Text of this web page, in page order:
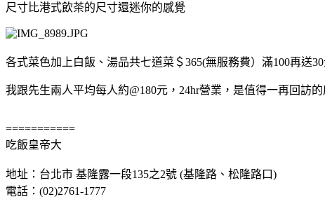
尺寸比港式飲茶的尺寸還迷你的感覺
各式菜色加上白飯、湯品共七道菜＄365(無服務費）滿100再送
我跟先生兩人平均每人約@180元，24hr營業，是值得一再回訪的
===========
吃飯皇帝大
地址：台北市 基隆露一段135之2號 (基隆路、松隆路口)
電話：(02)2761-1777